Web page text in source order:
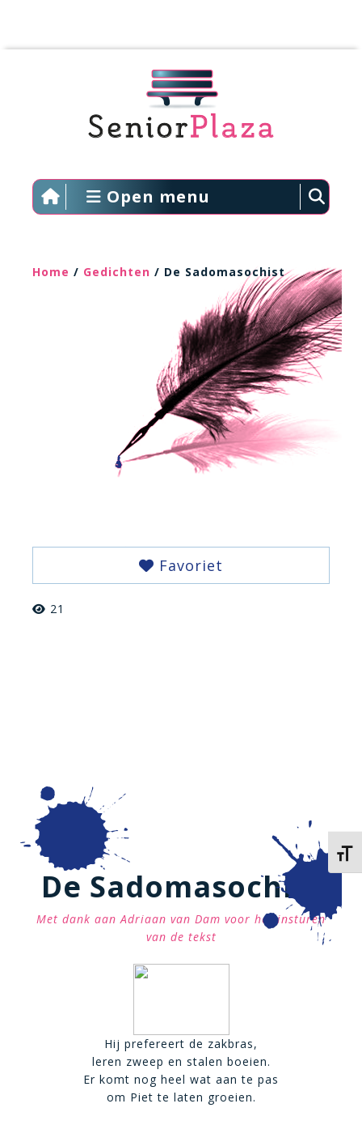
Open menu
Home / Gedichten / De Sadomasochist
Favoriet
21
De Sadomasochist
Met dank aan Adriaan van Dam voor het insturen
van de tekst
Hij prefereert de zakbras,
leren zweep en stalen boeien.
Er komt nog heel wat aan te pas
om Piet te laten groeien.